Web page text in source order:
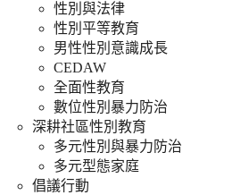
性別與法律
性別平等教育
男性性別意識成長
CEDAW
全面性教育
數位性別暴力防治
深耕社區性別教育
多元性別與暴力防治
多元型態家庭
倡議行動